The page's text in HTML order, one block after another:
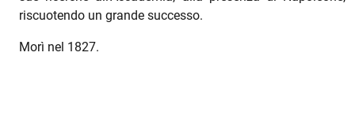
riscuotendo un grande successo.
Morì nel 1827.